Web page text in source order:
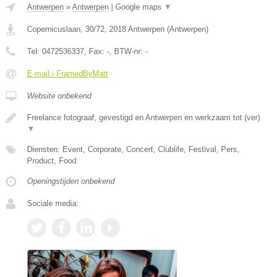
Antwerpen » Antwerpen Google maps ▼
Copernicuslaan, 30/72, 2018 Antwerpen (Antwerpen)
Tel: 0472536337, Fax: -, BTW-nr: -
E-mail › FramedByMatt
Website onbekend
Freelance fotograaf, gevestigd en Antwerpen en werkzaam tot (ver)
▼
Diensten: Event, Corporate, Concert, Clublife, Festival, Pers,
Product, Food
Openingstijden onbekend
Sociale media: